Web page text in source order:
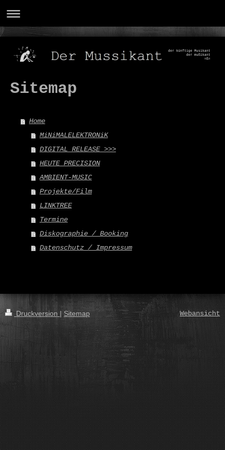
der künftige Musikant
der mußikant
=ß=
Sitemap
Home
MiNiMALELEKTRONiK
DIGITAL RELEASE >>>
HEUTE PRECISION
AMBIENT-MUSIC
Projekte/Film
LINKTREE
Termine
Diskographie / Booking
Datenschutz / Impressum
Druckversion | Sitemap Webansicht